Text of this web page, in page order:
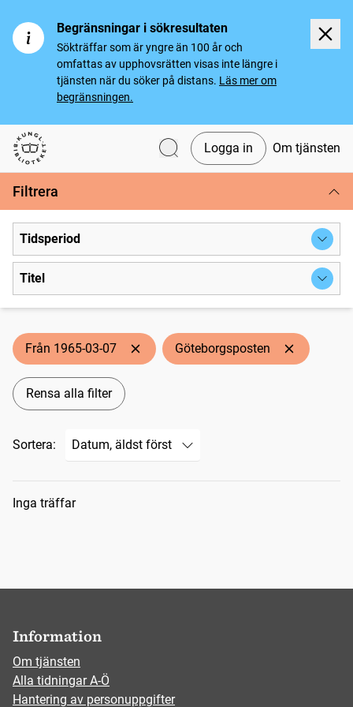
Begränsningar i sökresultaten
Sökträffar som är yngre än 100 år och
omfattas av upphovsrätten visas inte längre i
tjänsten när du söker på distans. Läs mer om
begränsningen.
Svenska tidningar
Logga in Om tjänsten
Filtrera
Tidsperiod
Titel
Från 1965-03-07 Göteborgsposten
Rensa alla filter
Sortera:
Sökresultat
Inga träffar
Information
Om tjänsten
Alla tidningar A-Ö
Hantering av personuppgifter